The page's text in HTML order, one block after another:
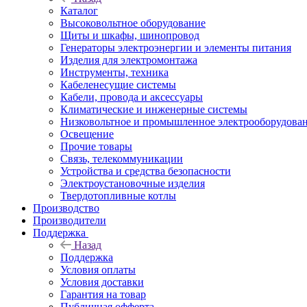
Каталог
Высоковольтное оборудование
Щиты и шкафы, шинопровод
Генераторы электроэнергии и элементы питания
Изделия для электромонтажа
Инструменты, техника
Кабеленесущие системы
Кабели, провода и аксессуары
Климатические и инженерные системы
Низковольтное и промышленное
Освещение
Прочие товары
Связь, телекоммуникации
Устройства и средства безопасности
Электроустановочные изделия
Твердотопливные котлы
Производство
Производители
Поддержка
Назад
Поддержка
Условия оплаты
Условия доставки
Гарантия на товар